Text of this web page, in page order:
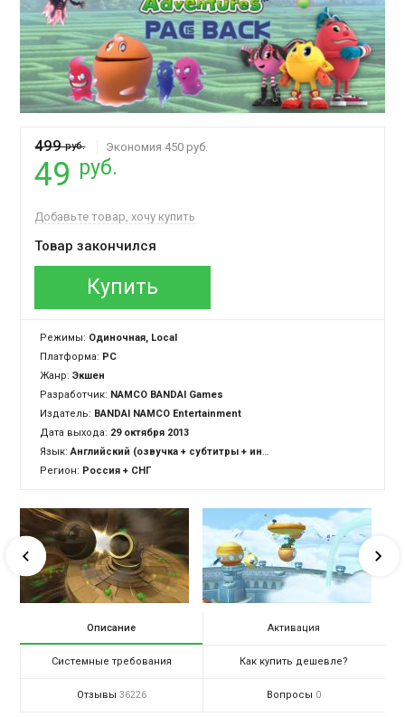
499руб. Экономия 450 руб.
49 руб.
Добавьте товар, хочу купить
Товар закончился
Купить
Режимы: Одиночная, Local
Платформа: PC
Жанр:Экшен
Разработчик: NAMCO BANDAI Games
Издатель: BANDAI NAMCO Entertainment
Дата выхода: 29 октября 2013
Язык:Английский (озвучка + субтитры + интерфейс)
Регион: Россия + СНГ
Описание Активация
Системные требования Как купить дешевле?
Отзывы 36226 Вопросы 0